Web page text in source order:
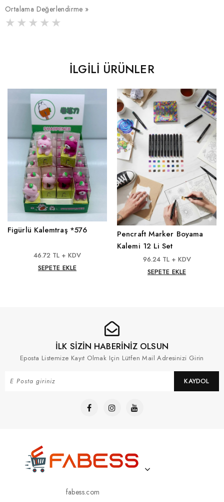
Ortalama Değerlendirme »
İLGILI ÜRÜNLER
Figürlü Kalemtraş *576
46.72 TL + KDV
SEPETE EKLE
Pencraft Marker Boyama
Kalemi 12 Li Set
96.24 TL + KDV
SEPETE EKLE
İLK SİZİN HABERİNİZ OLSUN
Eposta Listemize Kayıt Olmak Için Lütfen Mail Adresinizi Girin
KAYDOL
fabess.com